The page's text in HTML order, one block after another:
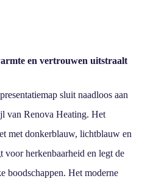
en vertrouwen uitstraalt
sluit naadloos aan
van Renova Heating. Het
met donkerblauw, lichtblauw en
voor herkenbaarheid en legt de
boodschappen. Het moderne